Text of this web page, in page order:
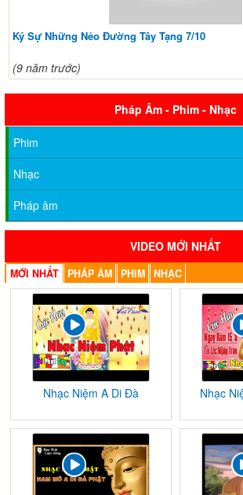
Ký Sự Những Nẻo Đường Tây Tạng 7/10
(9 năm trước)
Pháp Âm - Phim - Nhạc
Phim
Nhạc
Pháp âm
VIDEO MỚI NHẤT
MỚI NHẤT PHÁP ÂM PHIM NHẠC
Nhạc Niệm A Di Đà Nhạc